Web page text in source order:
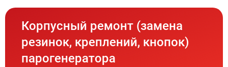
Корпусный ремонт (замена
резинок, креплений, кнопок)
парогенератора